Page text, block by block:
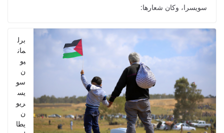
سويسرا، وكان شعارها:
برل
مان
يو
ن
سو
يس
ريو
ن
يطا